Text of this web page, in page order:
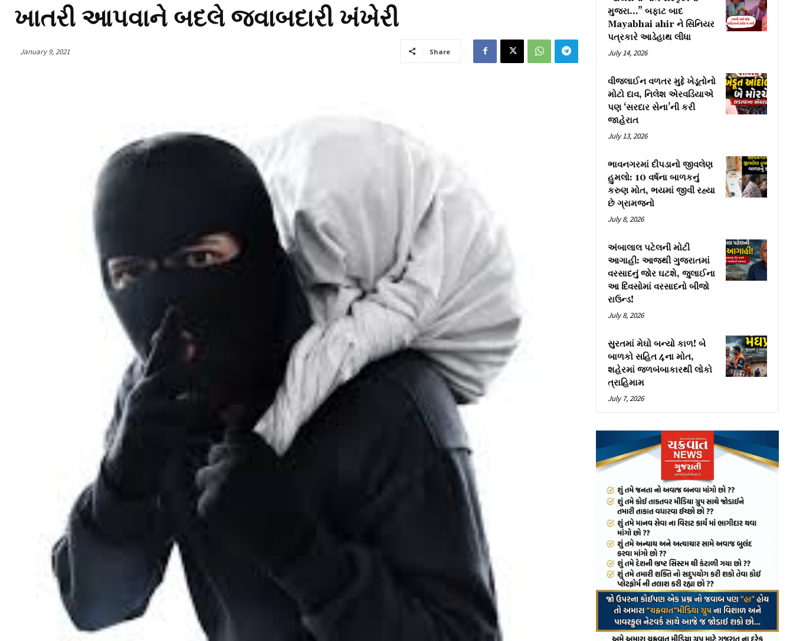
ખાતરી આપવાને બદલે જવાબદારી ખંખેરી
January 9, 2021 Share
મુજરા…” બફાટ બાદ
Mayabhai ahir ને સિનિયર
પત્રકારે આડેહાથ લીધા
July 14, 2026
વીજલાઈન વળતર મુદ્દે ખેડૂતોનો
મોટો દાવ, નિલેશ એરવડિયાએ
પણ ‘સરદાર સેના’ની કરી
જાહેરાત
July 13, 2026
ભાવનગરમાં દીપડાનો જીવલેણ
હુમલો: 10 વર્ષના બાળકનું
કરુણ મોત, ભયમાં જીવી રહ્યા
છે ગ્રામજનો
July 8, 2026
અંબાલાલ પટેલની મોટી
આગાહી: આજથી ગુજરાતમાં
વરસાદનું જોર ઘટશે, જુલાઈના
આ દિવસોમાં વરસાદનો બીજો
રાઉન્ડ!
July 8, 2026
સુરતમાં મેઘો બન્યો કાળ! બે
બાળકો સહિત 4ના મોત,
શહેરમાં જળબંબાકારથી લોકો
ત્રાહિમામ
July 7, 2026